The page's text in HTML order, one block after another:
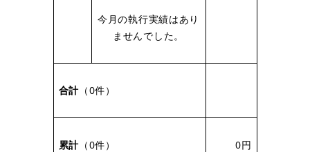
今月の執行実績はあり
ませんでした。
合計（0件）
累計（0件） 0円